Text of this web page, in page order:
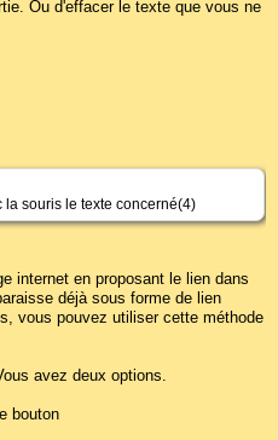
Ou d'effacer le texte que vous ne
souris le texte concerné(4)
internet en proposant le lien dans
déjà sous forme de lien
vous pouvez utiliser cette méthode
avez deux options.
bouton